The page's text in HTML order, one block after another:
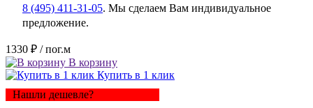
8 (495) 411-31-05. Мы сделаем Вам индивидуальное
предложение.
1330 ₽ / пог.м
В корзину
Купить в 1 клик
Нашли дешевле?